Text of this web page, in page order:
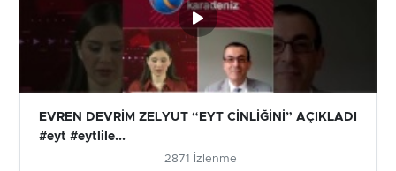
EVREN DEVRİM ZELYUT “EYT CİNLİĞİNİ” AÇIKLADI
#eyt #eytlile...
2871 İzlenme